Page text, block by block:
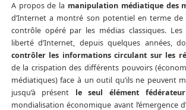
A propos de la manipulation médiatique des
d’Internet a montré son potentiel en terme de
contrôle opéré par les médias classiques.
liberté d’Internet, depuis quelques années,
contrôler les informations circulant sur les
de la crispation des différents pouvoirs
médiatiques) face à un outil qu’ils ne peuvent
jusqu’à présent le seul élément
mondialisation économique avant l’émergence